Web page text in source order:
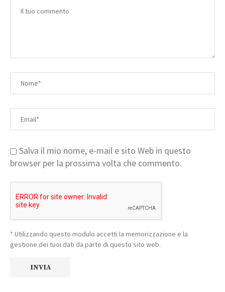
Salva il mio nome, e-mail e sito Web in questo
browser per la prossima volta che commento.
* Utilizzando questo modulo accetti la memorizzazione e la
gestione dei tuoi dati da parte di questo sito web.